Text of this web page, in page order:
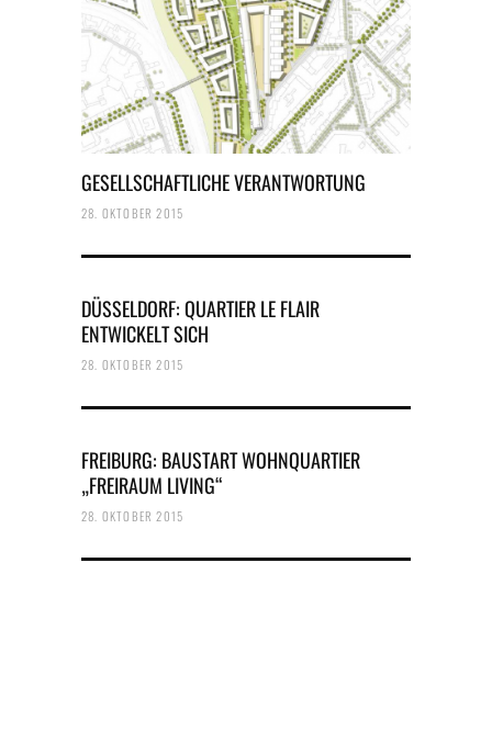
GESELLSCHAFTLICHE VERANTWORTUNG
28. OKTOBER 2015
DÜSSELDORF: QUARTIER LE FLAIR
ENTWICKELT SICH
28. OKTOBER 2015
FREIBURG: BAUSTART WOHNQUARTIER
„FREIRAUM LIVING“
28. OKTOBER 2015